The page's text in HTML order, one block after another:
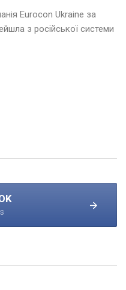
Eurocon Ukraine за
з російської системи